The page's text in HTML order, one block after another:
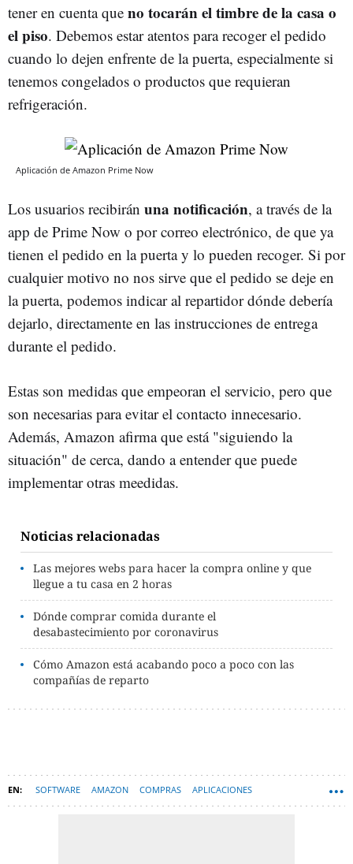
tener en cuenta que no tocarán el timbre de la casa o
el piso. Debemos estar atentos para recoger el pedido
cuando lo dejen enfrente de la puerta, especialmente si
tenemos congelados o productos que requieran
refrigeración.
Aplicación de Amazon Prime Now
Los usuarios recibirán una notificación, a través de la
app de Prime Now o por correo electrónico, de que ya
tienen el pedido en la puerta y lo pueden recoger. Si por
cualquier motivo no nos sirve que el pedido se deje en
la puerta, podemos indicar al repartidor dónde debería
dejarlo, directamente en las instrucciones de entrega
durante el pedido.
Estas son medidas que empeoran el servicio, pero que
son necesarias para evitar el contacto innecesario.
Además, Amazon afirma que está "siguiendo la
situación" de cerca, dando a entender que puede
implementar otras meedidas.
Noticias relacionadas
Las mejores webs para hacer la compra online y que
llegue a tu casa en 2 horas
Dónde comprar comida durante el
desabastecimiento por coronavirus
Cómo Amazon está acabando poco a poco con las
compañías de reparto
SOFTWARE AMAZON COMPRAS APLICACIONES